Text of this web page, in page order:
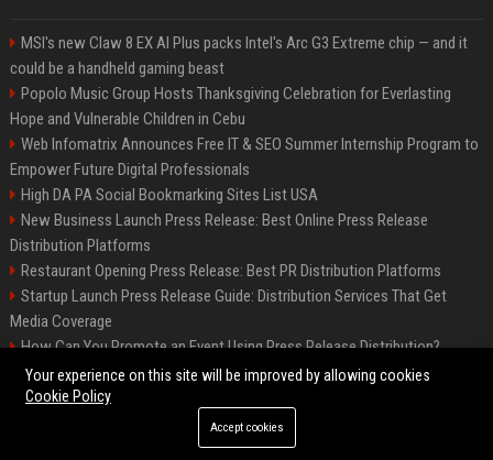
MSI's new Claw 8 EX AI Plus packs Intel's Arc G3 Extreme chip — and it
could be a handheld gaming beast
Popolo Music Group Hosts Thanksgiving Celebration for Everlasting
Hope and Vulnerable Children in Cebu
Web Infomatrix Announces Free IT & SEO Summer Internship Program to
Empower Future Digital Professionals
High DA PA Social Bookmarking Sites List USA
New Business Launch Press Release: Best Online Press Release
Distribution Platforms
Restaurant Opening Press Release: Best PR Distribution Platforms
Startup Launch Press Release Guide: Distribution Services That Get
Media Coverage
How Can You Promote an Event Using Press Release Distribution?
News Wire Service For Startup Funding Stories | PR Wires
©2026 BIP Denver. All right reserved.
Your experience on this site will be improved by allowing cookies
Cookie Policy
Accept cookies